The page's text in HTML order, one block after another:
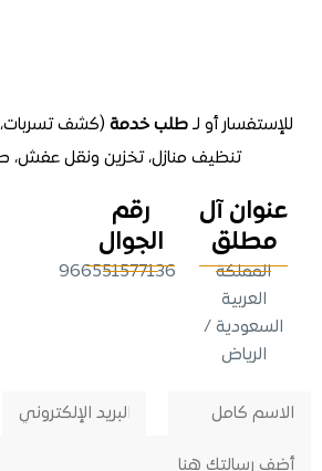
أو لـطلب خدمة(كشف تسربات، عزل،
تنظيف منازل، تخزين ونقل عفش، صيانة
آل
/
رقم
الجوال
966551577136